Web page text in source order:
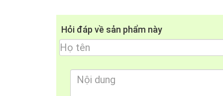
Hỏi đáp về sản phẩm này